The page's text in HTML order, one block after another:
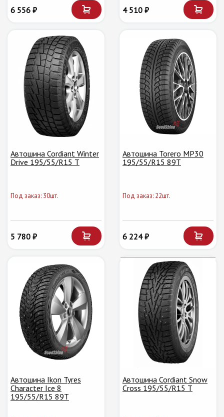
6 556 ₽ 4 510 ₽
Автошина Cordiant Winter
Drive 195/55/R15 T
Под заказ: 30шт.
5 780 ₽
Автошина Torero MP30
195/55/R15 89T
Под заказ: 22шт.
6 224 ₽
Автошина Ikon Tyres
Character Ice 8
195/55/R15 89T
Автошина Cordiant Snow
Cross 195/55/R15 T